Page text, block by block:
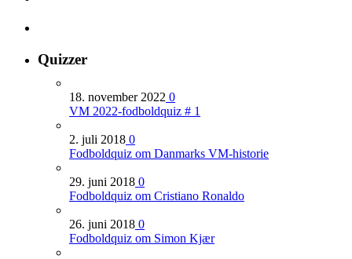
Quizzer
18. november 2022 0
VM 2022-fodboldquiz # 1
2. juli 2018 0
Fodboldquiz om Danmarks VM-historie
29. juni 2018 0
Fodboldquiz om Cristiano Ronaldo
26. juni 2018 0
Fodboldquiz om Simon Kjær